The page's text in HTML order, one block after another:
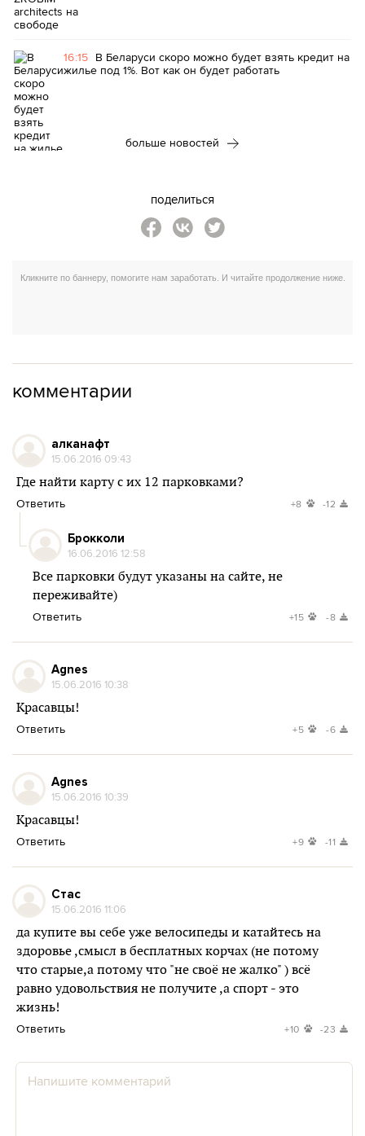
16:15 В Беларуси скоро можно будет взять кредит на
жилье под 1%. Вот как он будет работать
больше новостей
поделиться
комментарии
алканафт
15.06.2016 09:43
Где найти карту с их 12 парковками?
Ответить +8 -12
Брокколи
16.06.2016 12:58
Все парковки будут указаны на сайте, не
переживайте)
Ответить +15 -8
Agnes
15.06.2016 10:38
Красавцы!
Ответить +5 -6
Agnes
15.06.2016 10:39
Красавцы!
Ответить +9 -11
Стас
15.06.2016 11:06
да купите вы себе уже велосипеды и катайтесь на
здоровье ,смысл в бесплатных корчах (не потому
что старые,а потому что "не своё не жалко" ) всё
равно удовольствия не получите ,а спорт - это
жизнь!
Ответить +10 -23